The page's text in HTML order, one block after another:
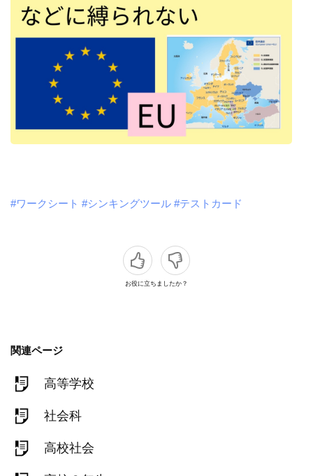
#ワークシート #シンキングツール #テストカード
お役に立ちましたか？
関連ページ
高等学校
社会科
高校社会